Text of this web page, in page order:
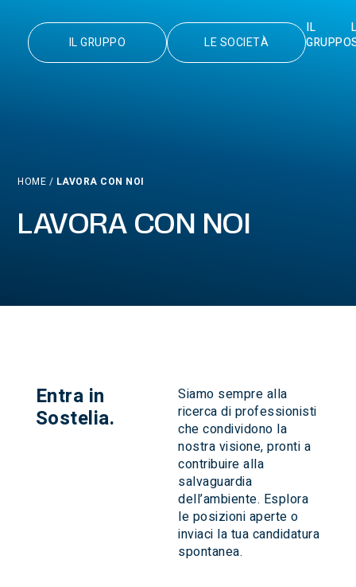
IL GRUPPO LE SOCIETÀ
IL
GRUPPO
HOME / LAVORA CON NOI
LAVORA CON NOI
Entra in
Sostelia.
Siamo sempre alla
ricerca di professionisti
che condividono la
nostra visione, pronti a
contribuire alla
salvaguardia
dell’ambiente. Esplora
le posizioni aperte o
inviaci la tua candidatura
spontanea.